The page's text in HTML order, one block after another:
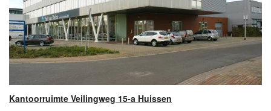
Kantoorruimte Veilingweg 15-a Huissen